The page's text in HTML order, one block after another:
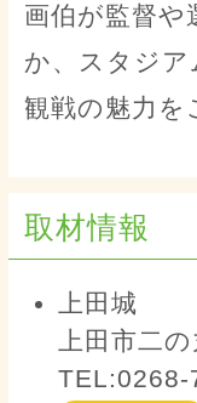
画伯が監督や
か、スタジ
観戦の魅力を
取材情報
上田城
上田市二
TEL:0268-